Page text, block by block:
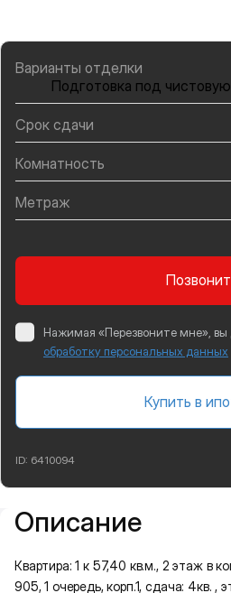
Варианты отделки
Подготовка под
Срок сдачи
Комнатность
Метраж
Нажимая «Перезвоните мне», вы
обработку персональных данных
Купить в
ID: 6410094
Подробная информация
Описание
Квартира: 1 к 57,40 кв.м., 2 этаж в
905, 1 очередь, корп.1, сдача: 4кв. ,